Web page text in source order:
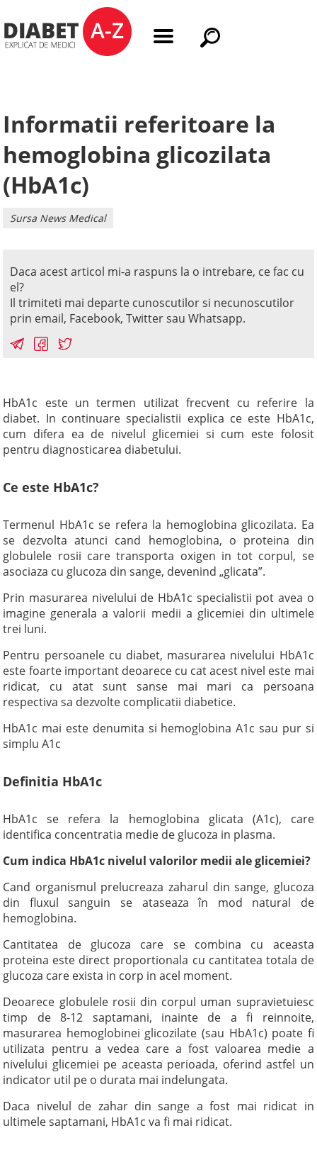
Informatii referitoare la
hemoglobina glicozilata
(HbA1c)
Sursa News Medical
Daca acest articol mi-a raspuns la o intrebare, ce fac cu
el?
Il trimiteti mai departe cunoscutilor si necunoscutilor
prin email, Facebook, Twitter sau Whatsapp.
HbA1c este un termen utilizat frecvent cu referire la
diabet. In continuare specialistii explica ce este HbA1c,
cum difera ea de nivelul glicemiei si cum este folosit
pentru diagnosticarea diabetului.
Ce este HbA1c?
Termenul HbA1c se refera la hemoglobina glicozilata. Ea
se dezvolta atunci cand hemoglobina, o proteina din
globulele rosii care transporta oxigen in tot corpul, se
asociaza cu glucoza din sange, devenind „glicata”.
Prin masurarea nivelului de HbA1c specialistii pot avea o
imagine generala a valorii medii a glicemiei din ultimele
trei luni.
Pentru persoanele cu diabet, masurarea nivelului HbA1c
este foarte important deoarece cu cat acest nivel este mai
ridicat, cu atat sunt sanse mai mari ca persoana
respectiva sa dezvolte complicatii diabetice.
HbA1c mai este denumita si hemoglobina A1c sau pur si
simplu A1c
Definitia HbA1c
HbA1c se refera la hemoglobina glicata (A1c), care
identifica concentratia medie de glucoza in plasma.
Cum indica HbA1c nivelul valorilor medii ale glicemiei?
Cand organismul prelucreaza zaharul din sange, glucoza
din fluxul sanguin se ataseaza în mod natural de
hemoglobina.
Cantitatea de glucoza care se combina cu aceasta
proteina este direct proportionala cu cantitatea totala de
glucoza care exista in corp in acel moment.
Deoarece globulele rosii din corpul uman supravietuiesc
timp de 8-12 saptamani, inainte de a fi reinnoite,
masurarea hemoglobinei glicozilate (sau HbA1c) poate fi
utilizata pentru a vedea care a fost valoarea medie a
nivelului glicemiei pe aceasta perioada, oferind astfel un
indicator util pe o durata mai indelungata.
Daca nivelul de zahar din sange a fost mai ridicat in
ultimele saptamani, HbA1c va fi mai ridicat.